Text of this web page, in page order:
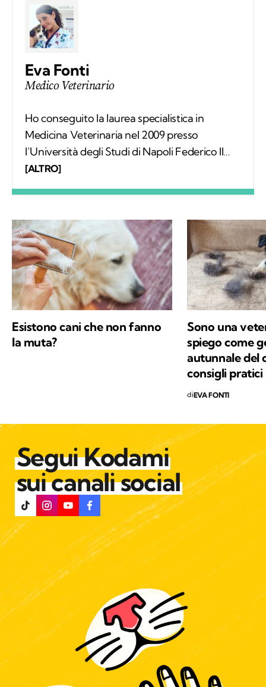
Eva Fonti
Medico Veterinario
Ho conseguito la laurea specialistica in
Medicina Veterinaria nel 2009 presso
con una tesi sperimentale in chirurgia
oftalmica, nel 2010 ho conseguito il
perfezionamento in Radiologia Veterinaria.
Nel 2013 ho inaugurato il mio ambulatorio in
Minturno sul lungomare di Scauri.
[ALTRO]
Esistono cani che non fanno
la muta?
Sono una
spiego come
autunnale del
consigli pratici
diEVA FONTI
sui canali social